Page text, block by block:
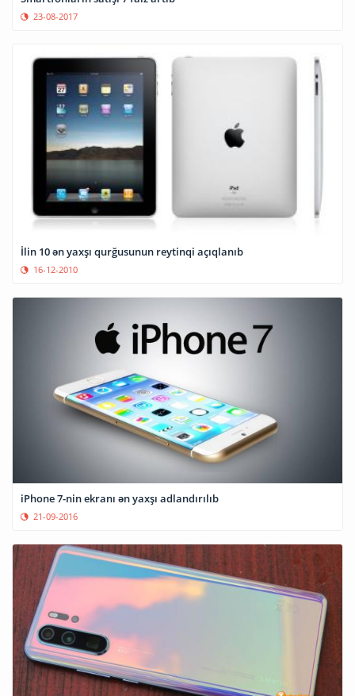
23-08-2017
İlin 10 ən yaxşı qurğusunun reytinqi açıqlanıb
16-12-2010
iPhone 7-nin ekranı ən yaxşı adlandırılıb
21-09-2016